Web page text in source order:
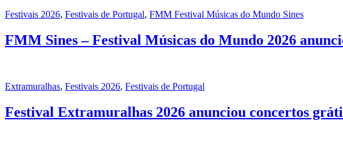
Festivais 2026, Festivais de Portugal, FMM Festival Músicas do Mundo Sines
FMM Sines – Festival Músicas do Mundo 2026
Extramuralhas, Festivais 2026, Festivais de Portugal
Festival Extramuralhas 2026 anunciou concertos